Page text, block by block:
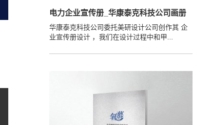
电力企业宣传册_华康泰克科技公司画册
华康泰克科技公司委托美研设计公司创作其 企
业宣传册设计 ，我们在设计过程中和甲...